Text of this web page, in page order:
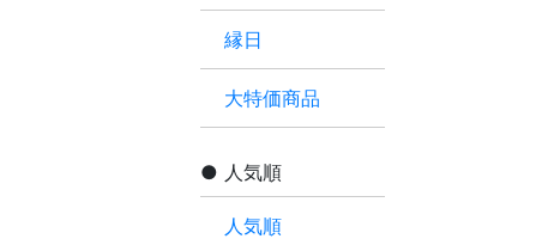
縁日
大特価商品
人気順
人気順